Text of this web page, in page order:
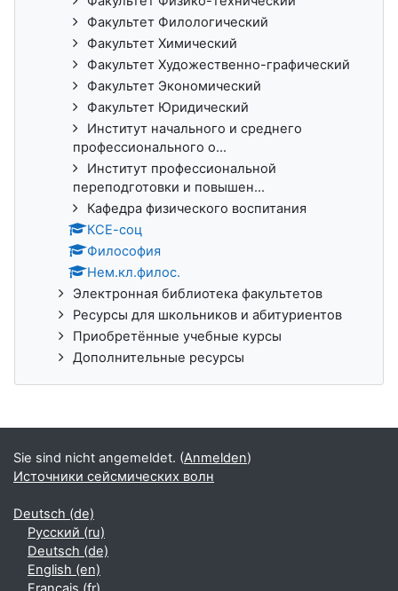
Факультет Филологический
Факультет Химический
Факультет Художественно-графический
Факультет Экономический
Факультет Юридический
Институт начального и среднего
профессионального о...
Институт профессиональной
переподготовки и повышен...
Кафедра физического воспитания
КСЕ-соц
Философия
Нем.кл.филос.
Электронная библиотека факультетов
Ресурсы для школьников и абитуриентов
Приобретённые учебные курсы
Дополнительные ресурсы
Sie sind nicht angemeldet. (Anmelden)
Источники сейсмических волн
Deutsch ‎(de)‎
Русский ‎(ru)‎
Deutsch ‎(de)‎
English ‎(en)‎